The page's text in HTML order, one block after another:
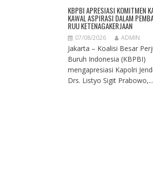
KBPBI APRESIASI KOMITMEN
KAWAL ASPIRASI DALAM
RUU KETENAGAKERJAAN
07/08/2026 ADMIN
Jakarta – Koalisi Besar
Buruh Indonesia (KBPBI)
mengapresiasi Kapolri
Drs. Listyo Sigit Prabowo,...